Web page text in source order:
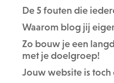
De 5 fouten die
Waarom blog jij
Zo bouw je een
met je doelgroep!
Jouw website is